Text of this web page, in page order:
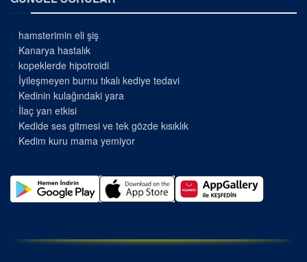
hamsterimin eli şiş
Kanarya hastalık
kopeklerde hipotroidi
İyileşmeyen burnu tıkalı kediye tedavi
Kedinin kulağındaki yara
İlaç yan etkisi
Kedide ses gitmesi ve tek gözde kısıklık
Kedim kuru mama yemiyor